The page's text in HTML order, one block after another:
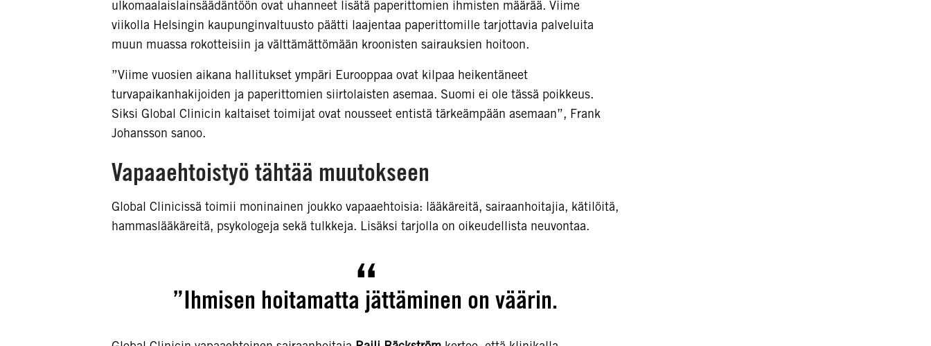
ulkomaalaislainsäädäntöön ovat uhanneet lisätä paperittomien ihmisten määrää. Viime
viikolla Helsingin kaupunginvaltuusto päätti laajentaa paperittomille tarjottavia palveluita
muun muassa rokotteisiin ja välttämättömään kroonisten sairauksien hoitoon.
”Viime vuosien aikana hallitukset ympäri Eurooppaa ovat kilpaa heikentäneet
turvapaikanhakijoiden ja paperittomien siirtolaisten asemaa. Suomi ei ole tässä poikkeus.
Siksi Global Clinicin kaltaiset toimijat ovat nousseet entistä tärkeämpään asemaan”, Frank
Johansson sanoo.
Vapaaehtoistyö tähtää muutokseen
Global Clinicissä toimii moninainen joukko vapaaehtoisia: lääkäreitä, sairaanhoitajia, kätilöitä,
hammaslääkäreitä, psykologeja sekä tulkkeja. Lisäksi tarjolla on oikeudellista neuvontaa.
”Ihmisen hoitamatta jättäminen on väärin.